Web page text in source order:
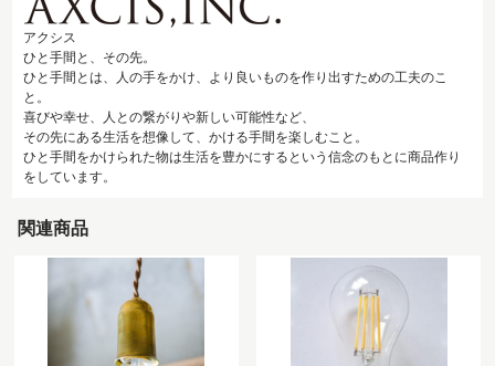
アクシス
ひと手間と、その先。
ひと手間とは、人の手をかけ、より良いものを作り出すための工夫のこ
と。
喜びや幸せ、人との繋がりや新しい可能性など、
その先にある生活を想像して、かける手間を楽しむこと。
ひと手間をかけられた物は生活を豊かにするという信念のもとに商品作り
をしています。
関連商品